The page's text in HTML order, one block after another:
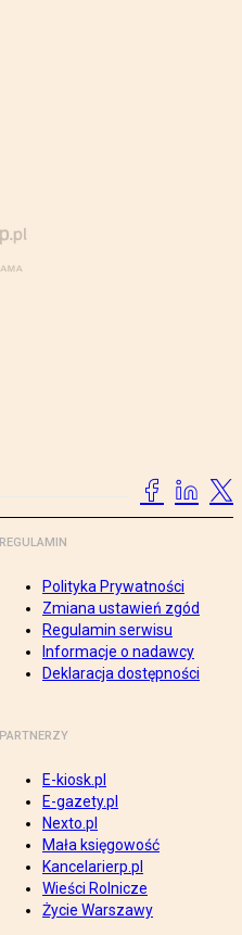
REGULAMIN
Polityka Prywatności
Zmiana ustawień zgód
Regulamin serwisu
Informacje o nadawcy
Deklaracja dostępności
PARTNERZY
E-kiosk.pl
E-gazety.pl
Nexto.pl
Mała księgowość
Kancelarierp.pl
Wieści Rolnicze
Życie Warszawy